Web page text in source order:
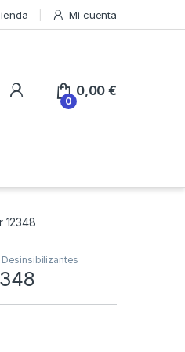
Mi cuenta
0
0,00€
12348